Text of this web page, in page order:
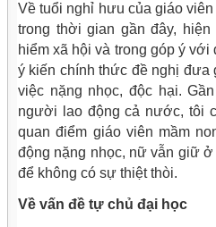
Về tuổi nghỉ hưu của giáo
trong thời gian gần đây,
hiểm xã hội và trong góp ý
ý kiến chính thức đề nghị đưa
việc nặng nhọc, độc hại.
người lao động cả nước, tôi
quan điểm giáo viên mầm
động nặng nhọc, nữ vẫn giữ
để không có sự thiệt thòi.
Về vấn đề tự chủ đại học